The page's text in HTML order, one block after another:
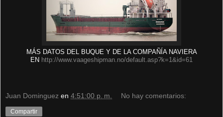
MÁS DATOS DEL BUQUE Y DE LA COMPAÑÍA NAVIERA
EN http://www.vaageshipman.no/default.asp?k=1&id=61
Juan Dominguez en 4:51:00 p. m. No hay comentarios:
Compartir